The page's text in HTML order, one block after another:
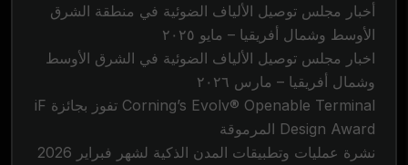
أخبار مجلس توصيل الألياف الضوئية في منطقة الشرق
الأوسط وشمال أفريقيا – مايو ٢٠٢٥
اخبار مجلس توصيل الألياف الضوئية في الشرق الأوسط
وشمال أفريقيا – مارس ٢٠٢٦
Corning’s Evolv® Openable Terminal تفوز بجائزة iF
Design Award المرموقة
نشرة عمليات وتطبيقات المدن الذكية لشهر فبراير 2026